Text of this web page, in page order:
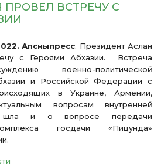
ВСТРЕЧУ С
Апсныпресс. Президент Аслан
с Героями Абхазии. Встреча
военно-политической
и Российской Федерации с
в Украине, Армении,
вопросам внутренней
шла и овопросе передачи
госдачи «Пицунда»